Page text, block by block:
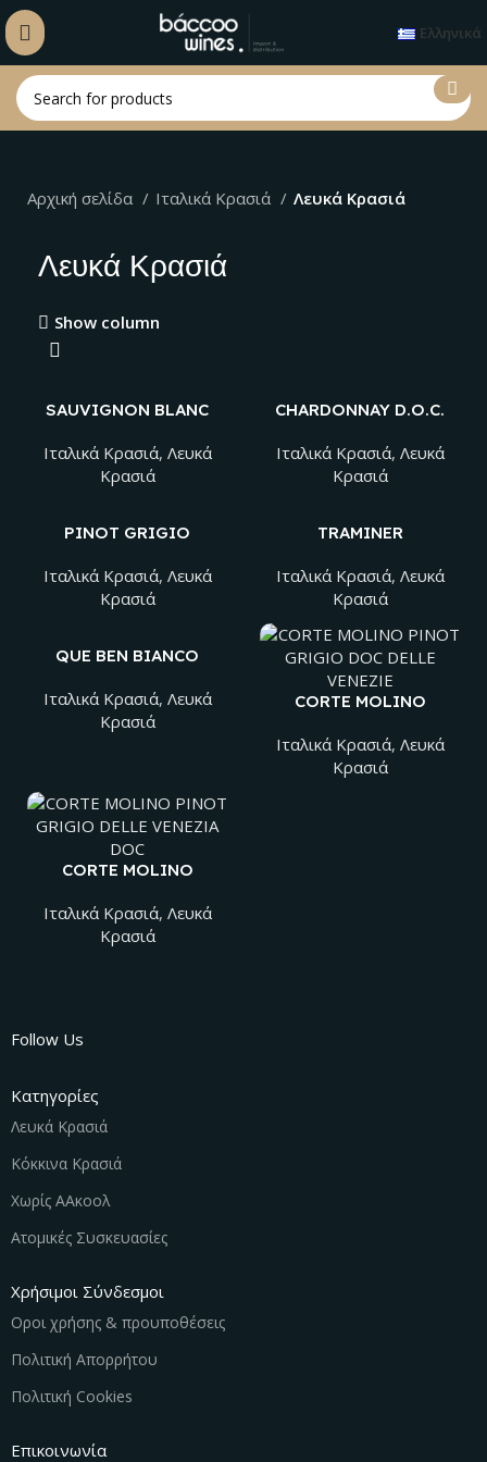
Ελληνικά
Αρχική σελίδα Ιταλικά Kρασιά Λευκά Κρασιά
Λευκά Κρασιά
Show column
SAUVIGNON BLANC
GIULIA
Ιταλικά Kρασιά, Λευκά
Κρασιά
CHARDONNAY D.O.C.
Ιταλικά Kρασιά, Λευκά
Κρασιά
PINOT GRIGIO
VENEZIE
Ιταλικά Kρασιά, Λευκά
Κρασιά
TRAMINER
VENEZIA GIULIA
Ιταλικά Kρασιά, Λευκά
Κρασιά
QUE BEN BIANCO
Ιταλικά Kρασιά, Λευκά
Κρασιά
CORTE MOLINO
DELLE VENEZIE
Ιταλικά Kρασιά, Λευκά
Κρασιά
CORTE MOLINO
DELLE VENEZIA DOC
Ιταλικά Kρασιά, Λευκά
Κρασιά
Follow Us
Κατηγορίες
Λευκά Κρασιά
Κόκκινα Κρασιά
Χωρίς ΑΑκοολ
Ατομικές Συσκευασίες
Χρήσιμοι Σύνδεσμοι
Οροι χρήσης & προυποθέσεις
Πολιτική Απορρήτου
Πολιτική Cookies
Επικοινωνία